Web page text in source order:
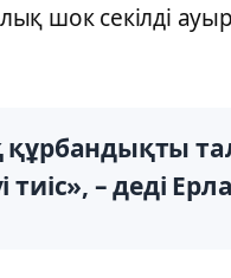
шок секілді
тиіс», – деді